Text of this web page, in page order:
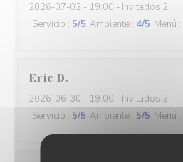
2026-07-02 - 19:00 - Invitados 2
Servicio : 5/5 Ambiente : 4/5 Menú :
Eric D
2026-06-30 - 19:00 - Invitados 2
Servicio : 5/5 Ambiente : 5/5 Menú :